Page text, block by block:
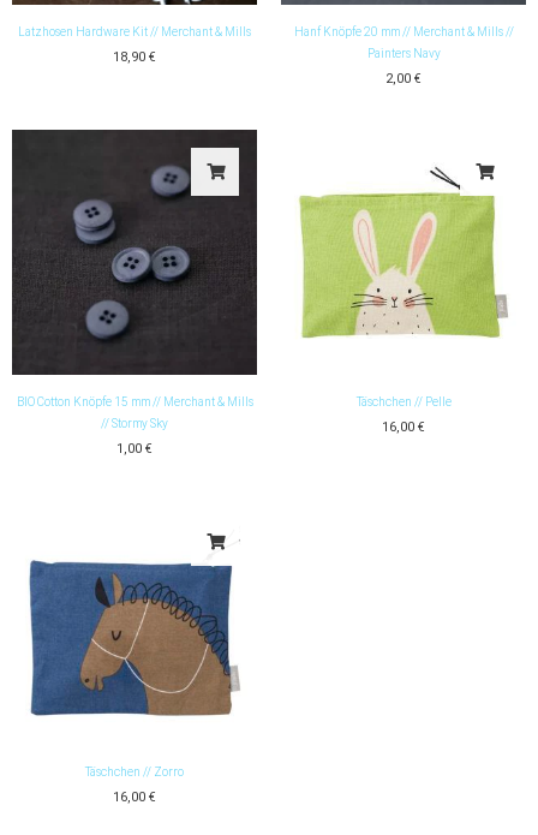
Latzhosen Hardware Kit // Merchant & Mills
18,90 €
Hanf Knöpfe 20 mm // Merchant & Mills //
Painters Navy
2,00 €
BIO Cotton Knöpfe 15 mm // Merchant & Mills
// Stormy Sky
1,00 €
Täschchen // Pelle
16,00 €
Täschchen // Zorro
16,00 €